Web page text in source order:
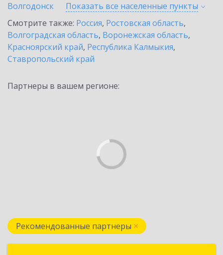
Волгодонск
Показать все населенные пункты
Смотрите также: Россия, Ростовская область,
Волгоградская область, Воронежская область,
Красноярский край, Республика Калмыкия,
Ставропольский край
Партнеры в вашем регионе:
Рекомендованные партнеры